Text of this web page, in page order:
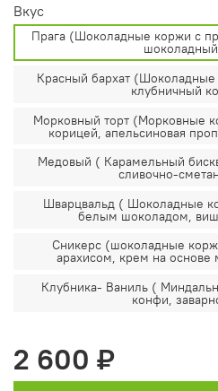
Вкус
Прага (Шоколадные коржи с
Красный бархат
клубничный
Морковный торт (Морковные
корицей, апельсиновая
Медовый ( Карамельный
сливочно-
Шварцвальд ( Шоколадные
белым шоколадом,
Сникерс (шоколадные
арахисом, крем на основе
Клубника- Ваниль (
конфи,
2 600 ₽